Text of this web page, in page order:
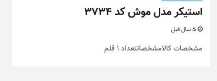
استیکر مدل موش کد ۳۷۳۴
مشخصات کالامشخصاتتعداد 1 قلم